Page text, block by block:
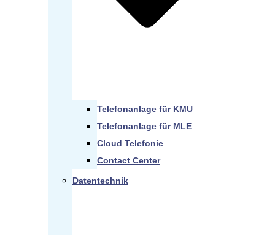
Telefonanlage für KMU
Telefonanlage für MLE
Cloud Telefonie
Contact Center
Datentechnik